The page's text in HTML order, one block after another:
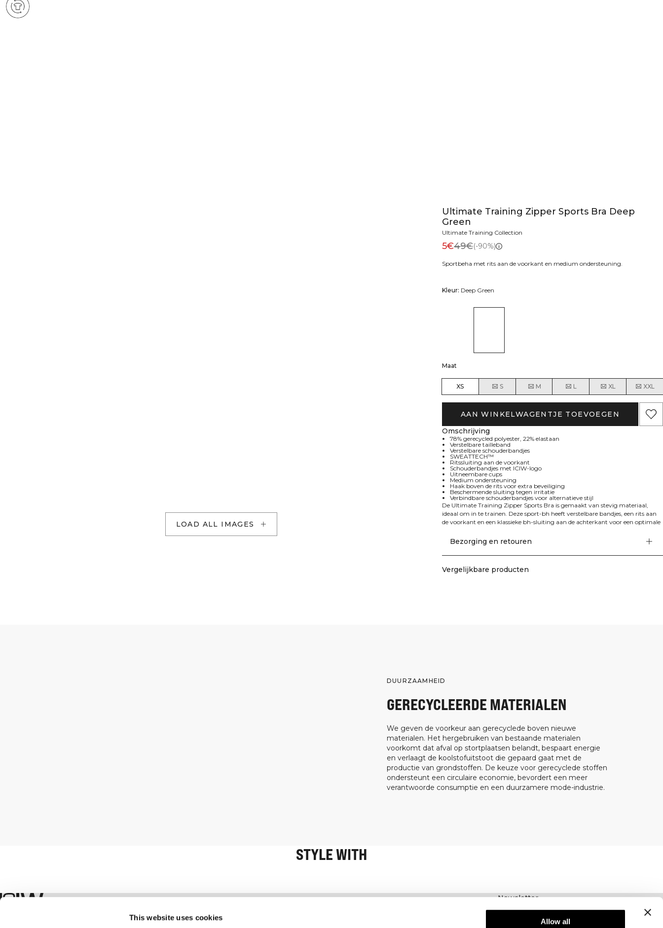
This website uses cookies Allow all
LOAD ALL IMAGES
Ultimate Training Zipper Sports Bra Deep
Green
Ultimate Training Collection
5€49€(-90%)
Sportbeha met rits aan de voorkant en medium ondersteuning.
Kleur: Deep Green
Maat
XS S M L XL XXL
AAN WINKELWAGENTJE TOEVOEGEN
Omschrijving
78% gerecycled polyester, 22% elastaan
Verstelbare tailleband
Verstelbare schouderbandjes
SWEATTECH™
Ritssluiting aan de voorkant
Schouderbandjes met ICIW-logo
Uitneembare cups
Medium ondersteuning
Haak boven de rits voor extra beveiliging
Beschermende sluiting tegen irritatie
Verbindbare schouderbandjes voor alternatieve stijl
De Ultimate Training Zipper Sports Bra is gemaakt van stevig materiaal,
ideaal om in te trainen. Deze sport-bh heeft verstelbare bandjes, een rits aan
de voorkant en een klassieke bh-sluiting aan de achterkant voor een optimale
bovenaan voor extra beveiliging en een beschermende sluiting om irritatie te
voorkomen. De schouderbandjes kunnen worden verbonden om de look af te
wisselen. 78% gerecycled polyester, 22% elastaan
Bezorging en retouren
Vergelijkbare producten
DUURZAAMHEID
GERECYCLEERDE MATERIALEN
We geven de voorkeur aan gerecyclede boven nieuwe
materialen. Het hergebruiken van bestaande materialen
voorkomt dat afval op stortplaatsen belandt, bespaart energie
en verlaagt de koolstofuitstoot die gepaard gaat met de
productie van grondstoffen. De keuze voor gerecyclede stoffen
ondersteunt een circulaire economie, bevordert een meer
verantwoorde consumptie en een duurzamere mode-industrie.
STYLE WITH
Newsletter
Schrijf je voor onze nieuwsbrief! Ontvang
exclusieve aanbiedingen, ons laatste nieuws en